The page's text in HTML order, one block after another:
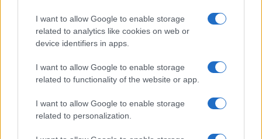
I want to allow Google to enable storage
related to analytics like cookies on web or
device identifiers in apps.
I want to allow Google to enable storage
related to functionality of the website or app.
I want to allow Google to enable storage
related to personalization.
Murtala Muhammed en Lagos
Lucía Marín · 4 Ago 2026